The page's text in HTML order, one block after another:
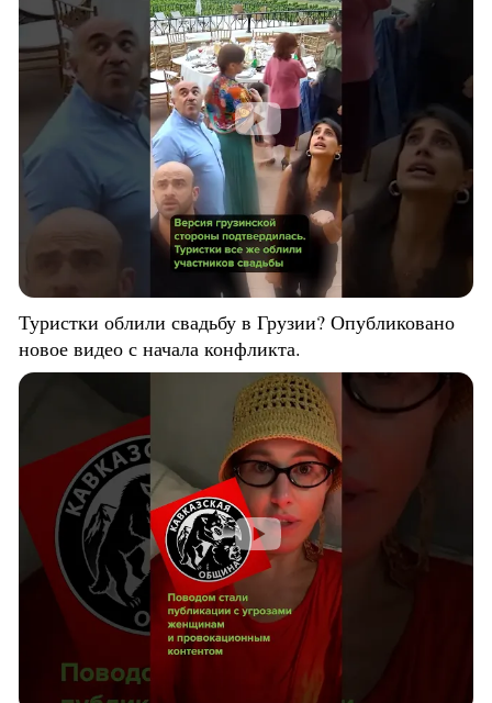
Туристки облили свадьбу в Грузии? Опубликовано
новое видео с начала конфликта.